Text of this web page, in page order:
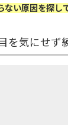
い原因を探し
を気にせず